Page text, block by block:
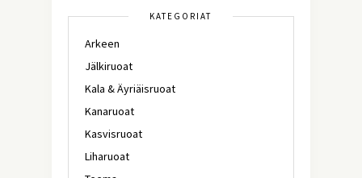
KATEGORIAT
Arkeen
Jälkiruoat
Kala & Äyriäisruoat
Kanaruoat
Kasvisruoat
Liharuoat